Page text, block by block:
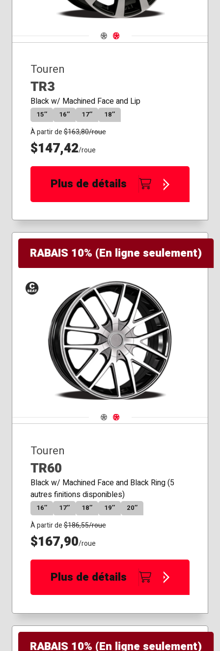
Navigate 1
Navigate 2
Touren
TR3
Black w/ Machined Face and Lip
15″ 16″ 17″ 18″
À partir de$163,80/roue
$147,42/roue
Plus de détails
RABAIS 10% (En ligne seulement)
Siège
conique
Navigate 1
Navigate 2
Touren
TR60
Black w/ Machined Face and Black Ring (5
autres finitions disponibles)
16″ 17″ 18″ 19″ 20″
À partir de$186,55/roue
$167,90/roue
Plus de détails
RABAIS 10% (En ligne seulement)